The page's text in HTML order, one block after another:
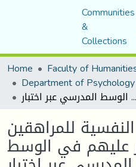
Communities
&
Collections
Home
Department of Psychology
الصفحة النفسية للمراهقين المتنمرين والمتنمر عليهم في الوسط المدرسي عبر اختبار mmpi-2والرورشاخ – دراسة عيادية مقارنة-
للمراهقين
عليهم في الوسط